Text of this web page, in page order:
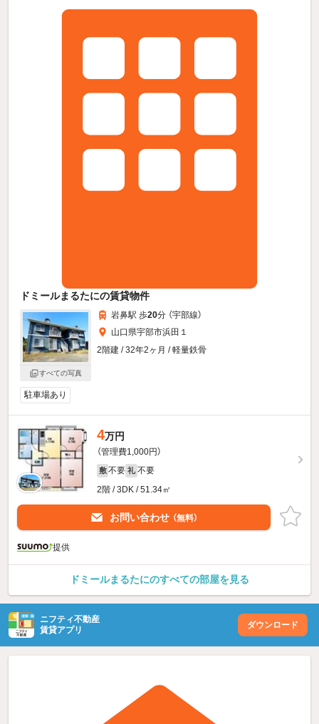
ドミールまるたにの賃貸物件
すべての写真
岩鼻駅 歩20分 （宇部線）
山口県宇部市浜田１
2階建 / 32年2ヶ月 / 軽量鉄骨
駐車場あり
4万円
（管理費1,000円）
敷 不要 礼 不要
2階 / 3DK / 51.34㎡
お問い合わせ （無料）
提供
ドミールまるたにのすべての部屋を見る
ニフティ不動産
賃貸アプリ
ダウンロード